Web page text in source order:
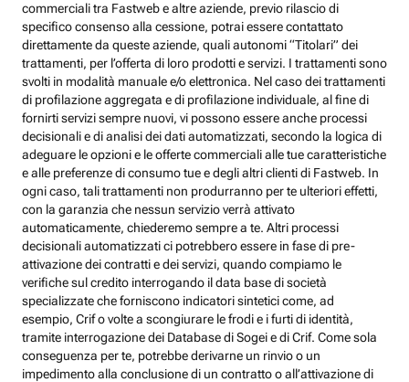
commerciali tra Fastweb e altre aziende, previo rilascio di
specifico consenso alla cessione, potrai essere contattato
direttamente da queste aziende, quali autonomi “Titolari” dei
trattamenti, per l’offerta di loro prodotti e servizi. I trattamenti sono
svolti in modalità manuale e/o elettronica. Nel caso dei trattamenti
di profilazione aggregata e di profilazione individuale, al fine di
fornirti servizi sempre nuovi, vi possono essere anche processi
decisionali e di analisi dei dati automatizzati, secondo la logica di
adeguare le opzioni e le offerte commerciali alle tue caratteristiche
e alle preferenze di consumo tue e degli altri clienti di Fastweb. In
ogni caso, tali trattamenti non produrranno per te ulteriori effetti,
con la garanzia che nessun servizio verrà attivato
automaticamente, chiederemo sempre a te. Altri processi
decisionali automatizzati ci potrebbero essere in fase di pre-
attivazione dei contratti e dei servizi, quando compiamo le
verifiche sul credito interrogando il data base di società
specializzate che forniscono indicatori sintetici come, ad
esempio, Crif o volte a scongiurare le frodi e i furti di identità,
tramite interrogazione dei Database di Sogei e di Crif. Come sola
conseguenza per te, potrebbe derivarne un rinvio o un
impedimento alla conclusione di un contratto o all’attivazione di